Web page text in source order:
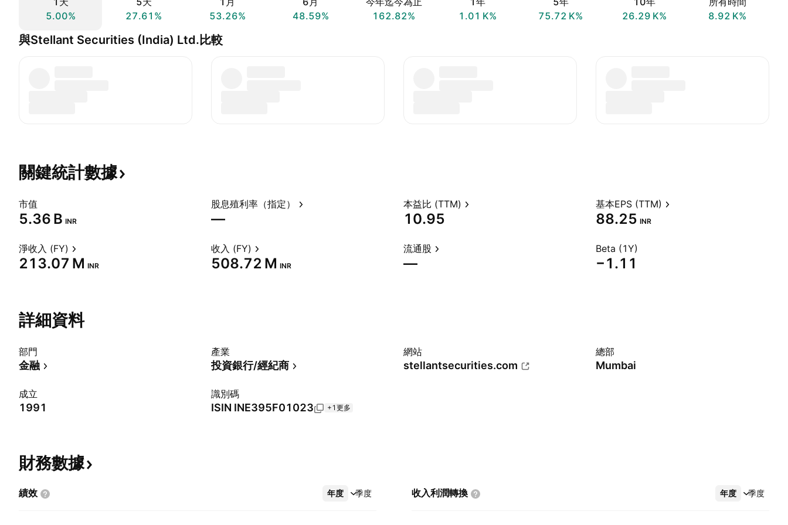
5.00%
27.61%
53.26%
48.59%
162.82%
‪1.01 K‬%
‪75.72 K‬%
‪26.29 K‬%
‪8.92 K‬%
與Stellant Securities (India) Ltd.比較
關鍵統計數據
市值
‪5.36 B‬ INR
股息殖利率（指定）
—
本益比 (TTM)
10.95
基本EPS (TTM)
88.25 INR
淨收入 (FY)
‪213.07 M‬ INR
收入 (FY)
‪508.72 M‬ INR
流通股
—
Beta (1Y)
−1.11
詳細資料
部門
金融
產業
投資銀行/經紀商
網站
stellantsecurities.com
總部
Mumbai
成立
1991
識別碼
ISIN INE395F01023 +1更多
財務數據
績效 年度 季度
更多 收入利潤轉換 年度 季度
更多